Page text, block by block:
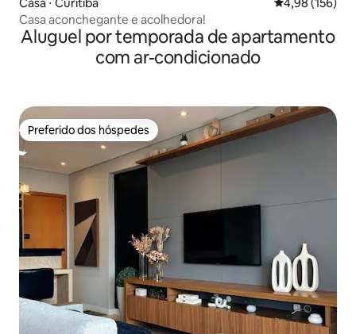
Casa aconchegante e acolhedora!
Aluguel por temporada de apartamento
com ar-condicionado
Preferido dos hóspedes
Preferido dos hóspedes